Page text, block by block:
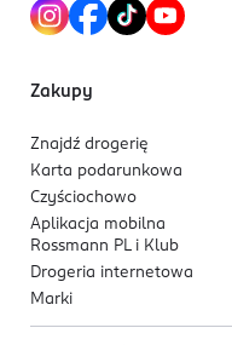
Zakupy
Znajdź drogerię
Karta podarunkowa
Czyściochowo
Aplikacja mobilna
Rossmann PL i Klub
Drogeria internetowa
Marki